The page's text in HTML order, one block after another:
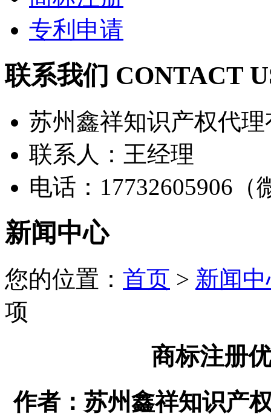
专利申请
联系我们 CONTACT
苏州鑫祥知识产权代
联系人：王经理
电话：17732605906（
新闻中心
您的位置： 首页 > 新闻
项
商标注册
作者：苏州鑫祥知识产